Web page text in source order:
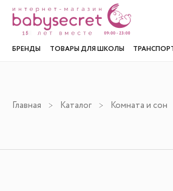
БРЕНДЫ ТОВАРЫ ДЛЯ ШКОЛЫ
Главная Каталог Комната и сон